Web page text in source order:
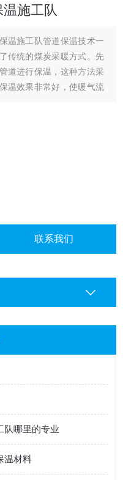
施工队
温施工队管道保温技术一
传统的煤炭采暖方式。先
道进行保温，这种方法采
温效果非常好，使暖气流
联系我们
队哪里的专业
温材料